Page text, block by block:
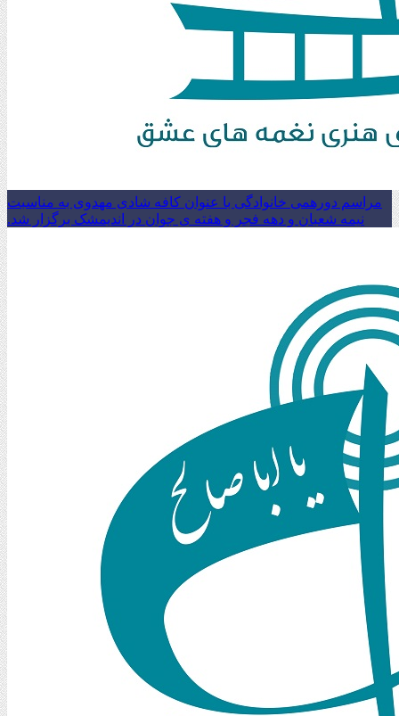
مراسم دورهمی خانوادگی با عنوان کافه شادی مهدوی به مناسبت
نیمه شعبان و دهه فجر و هفته ی جوان در اندیمشک برگزار شد.